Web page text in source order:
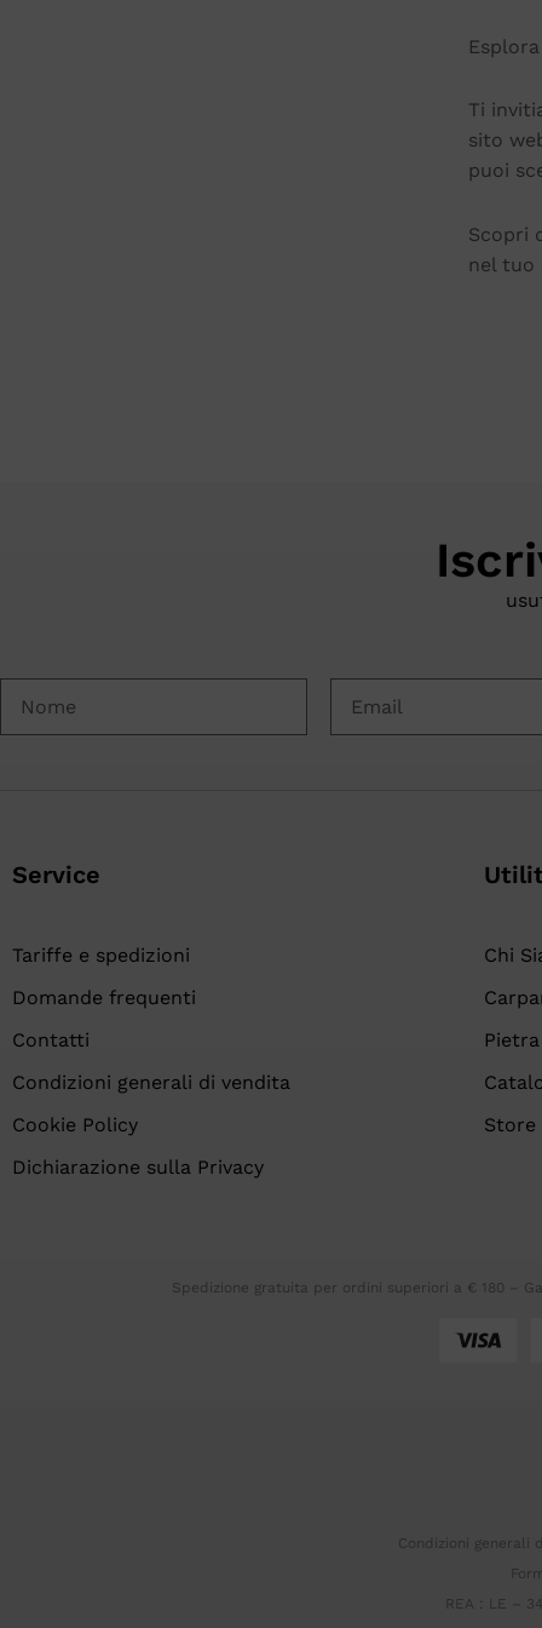
Ti
sito
puoi
Scopri
nel tuo
Service
Tariffe e spedizioni
Domande frequenti
Contatti
Condizioni generali di vendita
Cookie Policy
Dichiarazione sulla Privacy
Chi
Store
Spedizione gratuita per ordini superiori a € 180 –
Condizioni generali
REA : LE –